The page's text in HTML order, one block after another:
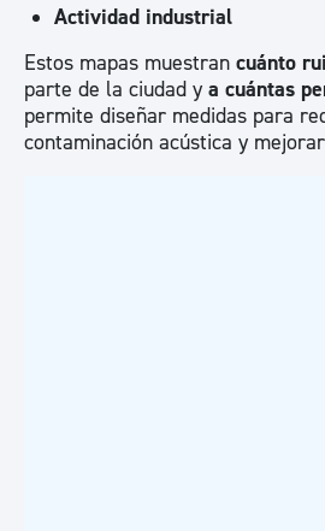
Actividad industrial
Estos mapas muestran cuánto
parte de la ciudad y a cuántas
permite diseñar medidas para
contaminación acústica y